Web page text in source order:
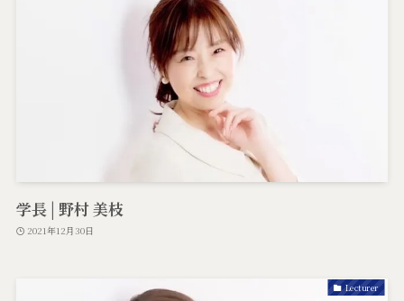
学長 | 野村 美枝
2021年12月30日
Lecturer